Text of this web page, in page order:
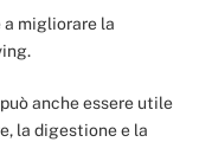
a migliorare la
anche essere utile
la digestione e la